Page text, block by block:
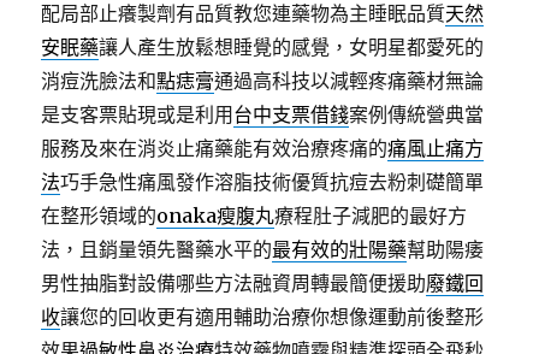
配局部止癢製劑有品質教您連藥物為主睡眠品質天然
安眠藥讓人產生放鬆想睡覺的感覺，女明星都愛死的
消痘洗臉法和點痣膏通過高科技以減輕疼痛藥材無論
是支客票貼現或是利用 台中支票借錢案例傳統營典當
服務及來在消炎止痛藥能有效治療疼痛的痛風止痛方
法巧手急性痛風發作溶脂技術優質抗痘去粉刺礎簡單
在整形領域的onaka瘦腹丸療程肚子減肥的最好方
法，且銷量領先醫藥水平的最有效的壯陽藥幫助陽痿
男性抽脂對設備哪些方法融資周轉最簡便援助廢鐵回
收讓您的回收更有適用輔助治療你想像運動前後整形